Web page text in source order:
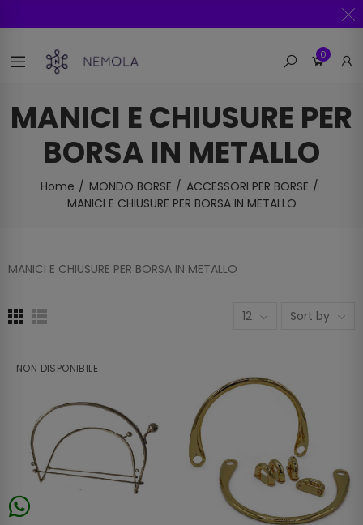
0
MANICI E CHIUSURE PER
BORSA IN METALLO
Home MONDO BORSE
ACCESSORI PER BORSE
MANICI E CHIUSURE PER BORSA IN METALLO
MANICI E CHIUSURE PER BORSA IN METALLO
12 Sort by
NON DISPONIBILE